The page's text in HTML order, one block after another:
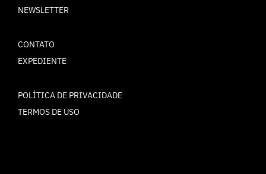
NEWSLETTER
CONTATO
EXPEDIENTE
POLÍTICA DE PRIVACIDADE
TERMOS DE USO